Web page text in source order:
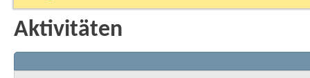
Aktivitäten